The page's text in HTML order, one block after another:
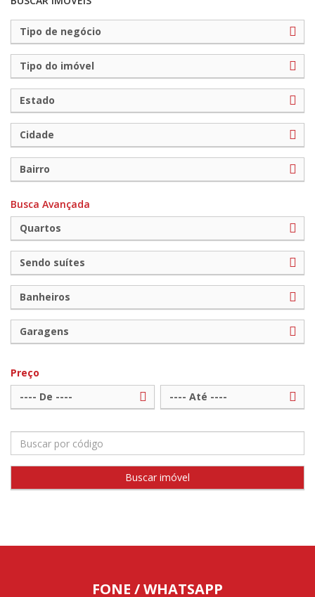
Tipo de negócio
Tipo do imóvel
Estado
Cidade
Bairro
Busca Avançada
Quartos
Sendo suítes
Banheiros
Garagens
Preço
---- De ----
---- Até ----
FONE / WHATSAPP